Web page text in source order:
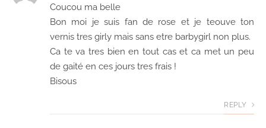
Coucou ma belle
Bon moi je suis fan de rose et je teouve ton
vernis tres girly mais sans etre barbygirl non plus.
Ca te va tres bien en tout cas et ca met un peu
de gaité en ces jours tres frais !
Bisous
REPLY